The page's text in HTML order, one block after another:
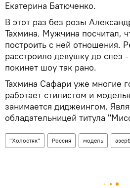
Екатерина Батюченко.
В этот раз без розы
Тахмина. Мужчина посчитал,
построить с ней отношения.
расстроило девушку до слез
покинет шоу так рано.
Тахмина Сафари уже многие
работает стилистом и
занимается диджеингом.
обладательницей титула
"Холостяк" Россия модель